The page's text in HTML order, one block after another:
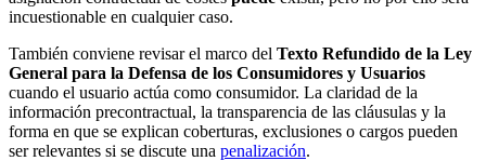
incuestionable en cualquier caso.
También conviene revisar el marco del Texto Refundido de la Ley
General para la Defensa de los Consumidores y Usuarios
cuando el usuario actúa como consumidor. La claridad de la
información precontractual, la transparencia de las cláusulas y la
forma en que se explican coberturas, exclusiones o cargos pueden
ser relevantes si se discute una penalización.